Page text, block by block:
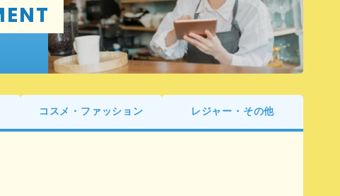
コスメ・ファッション レジャー・その他